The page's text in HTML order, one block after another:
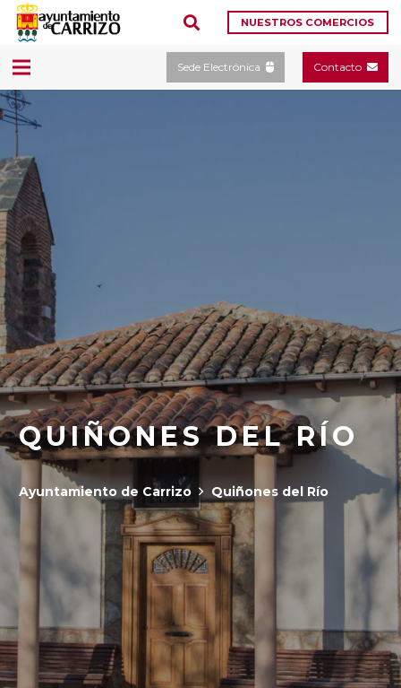
NUESTROS COMERCIOS
Sede Electrónica Contacto
QUIÑONES DEL RÍO
Ayuntamiento de Carrizo Quiñones del Río